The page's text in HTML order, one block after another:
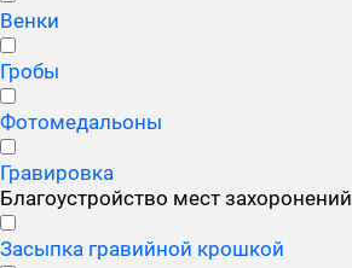
Венки
Гробы
Фотомедальоны
Гравировка
Благоустройство мест захоронений
Засыпка гравийной крошкой